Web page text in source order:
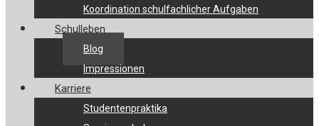
Koordination schulfachlicher Aufgaben
Schulleben
Blog
Impressionen
Karriere
Studentenpraktika